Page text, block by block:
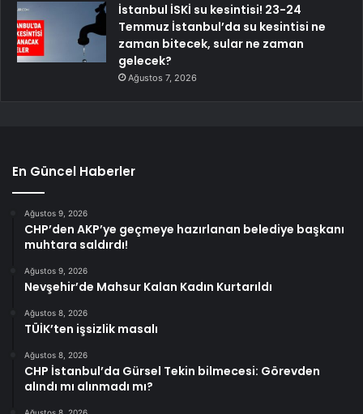
İstanbul İSKİ su kesintisi! 23-24
Temmuz İstanbul’da su kesintisi ne
zaman bitecek, sular ne zaman
gelecek?
Ağustos 7, 2026
En Güncel Haberler
Ağustos 9, 2026
CHP’den AKP’ye geçmeye hazırlanan belediye başkanı
muhtara saldırdı!
Ağustos 9, 2026
Nevşehir’de Mahsur Kalan Kadın Kurtarıldı
Ağustos 8, 2026
TÜİK’ten işsizlik masalı
Ağustos 8, 2026
CHP İstanbul’da Gürsel Tekin bilmecesi: Görevden
alındı mı alınmadı mı?